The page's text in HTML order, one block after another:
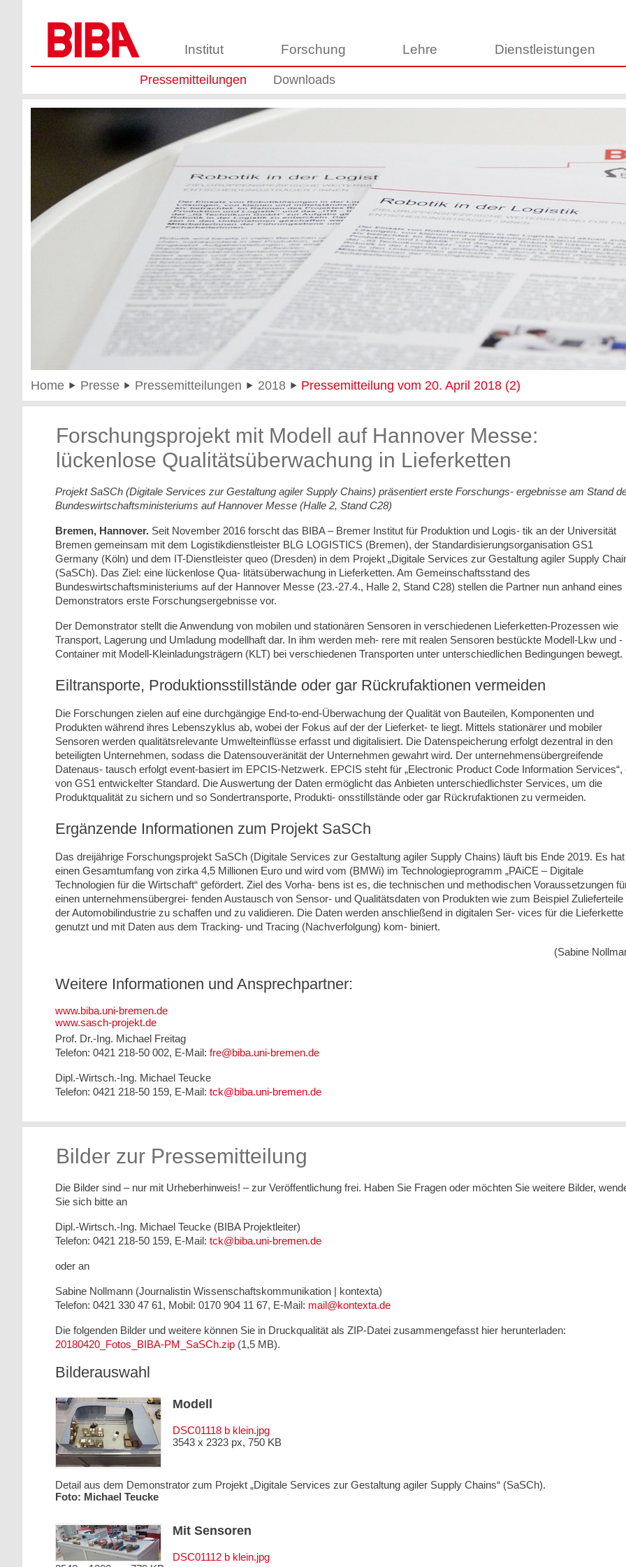
Institut Forschung Lehre Dienstleistungen
Pressemitteilungen Downloads
Home Presse Pressemitteilungen 2018 Pressemitteilung vom 20. April 2018 (2)
Forschungsprojekt mit Modell auf Hannover Messe:
lückenlose Qualitätsüberwachung in Lieferketten
Projekt SaSCh (Digitale Services zur Gestaltung agiler Supply Chains) präsentiert erste Forschungs- ergebnisse am Stand
Bundeswirtschaftsministeriums auf Hannover Messe (Halle 2, Stand C28)
Bremen, Hannover. Seit November 2016 forscht das BIBA – Bremer Institut für Produktion und Logis- tik an der Universität
Bremen gemeinsam mit dem Logistikdienstleister BLG LOGISTICS (Bremen), der Standardisierungsorganisation GS1
Germany (Köln) und dem IT-Dienstleister queo (Dresden) in dem Projekt „Digitale Services zur Gestaltung agiler Supply
(SaSCh). Das Ziel: eine lückenlose Qua- litätsüberwachung in Lieferketten. Am Gemeinschaftsstand des
Bundeswirtschaftsministeriums auf der Hannover Messe (23.-27.4., Halle 2, Stand C28) stellen die Partner nun anhand eines
Demonstrators erste Forschungsergebnisse vor.
Der Demonstrator stellt die Anwendung von mobilen und stationären Sensoren in verschiedenen Lieferketten-Prozessen wie
Transport, Lagerung und Umladung modellhaft dar. In ihm werden meh- rere mit realen Sensoren bestückte Modell-Lkw und -
Container mit Modell-Kleinladungsträgern (KLT) bei verschiedenen Transporten unter unterschiedlichen Bedingungen bewegt.
Eiltransporte, Produktionsstillstände oder gar Rückrufaktionen vermeiden
Die Forschungen zielen auf eine durchgängige End-to-end-Überwachung der Qualität von Bauteilen, Komponenten und
Produkten während ihres Lebenszyklus ab, wobei der Fokus auf der der Lieferket- te liegt. Mittels stationärer und mobiler
Sensoren werden qualitätsrelevante Umwelteinflüsse erfasst und digitalisiert. Die Datenspeicherung erfolgt dezentral in den
beteiligten Unternehmen, sodass die Datensouveränität der Unternehmen gewahrt wird. Der unternehmensübergreifende
Datenaus- tausch erfolgt event-basiert im EPCIS-Netzwerk. EPCIS steht für „Electronic Product Code Information Services“,
von GS1 entwickelter Standard. Die Auswertung der Daten ermöglicht das Anbieten unterschiedlichster Services, um die
Produktqualität zu sichern und so Sondertransporte, Produkti- onsstillstände oder gar Rückrufaktionen zu vermeiden.
Ergänzende Informationen zum Projekt SaSCh
Das dreijährige Forschungsprojekt SaSCh (Digitale Services zur Gestaltung agiler Supply Chains) läuft bis Ende 2019. Es hat
einen Gesamtumfang von zirka 4,5 Millionen Euro und wird vom (BMWi) im Technologieprogramm „PAiCE – Digitale
Technologien für die Wirtschaft“ gefördert. Ziel des Vorha- bens ist es, die technischen und methodischen Voraussetzungen
einen unternehmensübergrei- fenden Austausch von Sensor- und Qualitätsdaten von Produkten wie zum Beispiel Zulieferteile
der Automobilindustrie zu schaffen und zu validieren. Die Daten werden anschließend in digitalen Ser- vices für die Lieferkette
genutzt und mit Daten aus dem Tracking- und Tracing (Nachverfolgung) kom- biniert.
(Sabine
Weitere Informationen und Ansprechpartner:
www.biba.uni-bremen.de
www.sasch-projekt.de
Prof. Dr.-Ing. Michael Freitag
Telefon: 0421 218-50 002, E-Mail: fre@biba.uni-bremen.de
Dipl.-Wirtsch.-Ing. Michael Teucke
Telefon: 0421 218-50 159, E-Mail: tck@biba.uni-bremen.de
Bilder zur Pressemitteilung
Die Bilder sind – nur mit Urheberhinweis! – zur Veröffentlichung frei. Haben Sie Fragen oder möchten Sie weitere Bilder,
Sie sich bitte an
Dipl.-Wirtsch.-Ing. Michael Teucke (BIBA Projektleiter)
Telefon: 0421 218-50 159, E-Mail: tck@biba.uni-bremen.de
oder an
Sabine Nollmann (Journalistin Wissenschaftskommunikation | kontexta)
Telefon: 0421 330 47 61, Mobil: 0170 904 11 67, E-Mail: mail@kontexta.de
Die folgenden Bilder und weitere können Sie in Druckqualität als ZIP-Datei zusammengefasst hier herunterladen:
20180420_Fotos_BIBA-PM_SaSCh.zip(1,5 MB).
Bilderauswahl
Modell
DSC01118 b klein.jpg
3543 x 2323 px, 750 KB
Detail aus dem Demonstrator zum Projekt „Digitale Services zur Gestaltung agiler Supply Chains“ (SaSCh).
Foto: Michael Teucke
Mit Sensoren
DSC01112 b klein.jpg